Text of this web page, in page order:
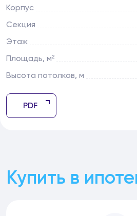
Корпус
Секция
Этаж
Площадь, м²
Высота потолков, м
PDF
Купить в